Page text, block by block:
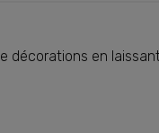
décorations en